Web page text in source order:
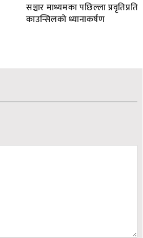
सञ्चार माध्यमका पछिल्ला प्रवृतिप्रति
काउन्सिलको ध्यानाकर्षण